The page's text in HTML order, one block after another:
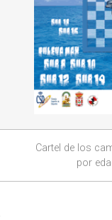
Cartel de los
por